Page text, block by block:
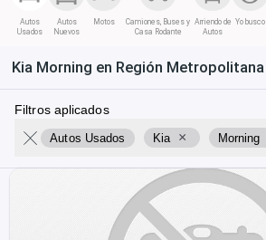
Autos
Usados
Autos
Nuevos
Motos
Camiones, Buses y
Casa Rodante
Arriendo de
Autos
Yo busco
Kia Morning en Región Metropolitana
Filtros aplicados
Autos Usados Kia × Morning